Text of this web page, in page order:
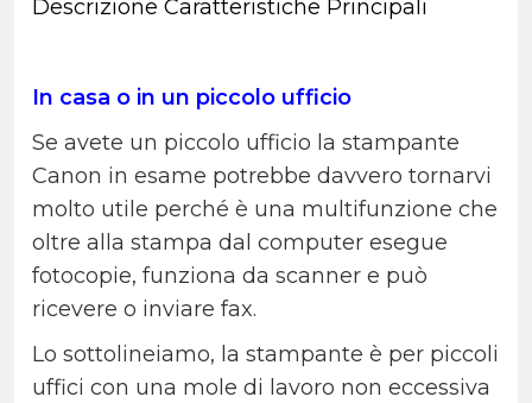
Descrizione Caratteristiche Principali
In casa o in un piccolo ufficio
Se avete un piccolo ufficio la stampante
Canon in esame potrebbe davvero tornarvi
molto utile perché è una multifunzione che
oltre alla stampa dal computer esegue
fotocopie, funziona da scanner e può
ricevere o inviare fax.
Lo sottolineiamo, la stampante è per piccoli
uffici con una mole di lavoro non eccessiva